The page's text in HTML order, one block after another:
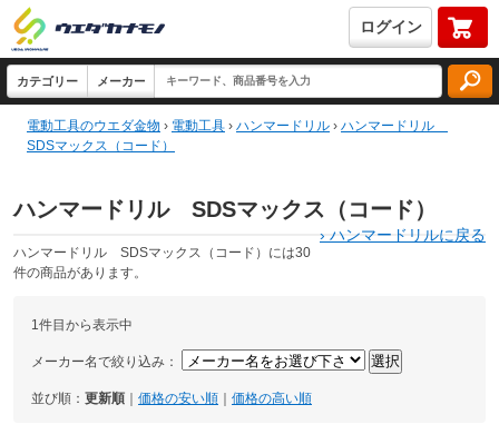
ログイン
電動工具のウエダ金物 › 電動工具 › ハンマードリル › ハンマードリル
SDSマックス（コード）
ハンマードリル SDSマックス（コード）
› ハンマードリルに戻る
ハンマードリル SDSマックス（コード）には30
件の商品があります。
1件目から表示中
メーカー名で絞り込み：
並び順： 更新順 価格の安い順 価格の高い順